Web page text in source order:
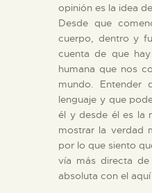
opinión es la idea
Desde que
cuerpo, dentro y
cuenta de que
humana que nos
mundo. Entender
lenguaje y que
él y desde él es la
mostrar la verdad
por lo que siento
vía más directa
absoluta con el